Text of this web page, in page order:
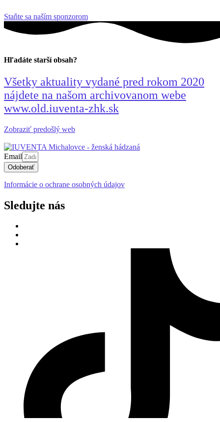
Staňte sa naším sponzorom
Hľadáte starší obsah?
Všetky aktuality vydané pred rokom 2020
nájdete na našom archivovanom webe
www.old.iuventa-zhk.sk
Zobraziť predošlý web
Email
Odoberať
Informácie o ochrane osobných údajov
Sledujte nás